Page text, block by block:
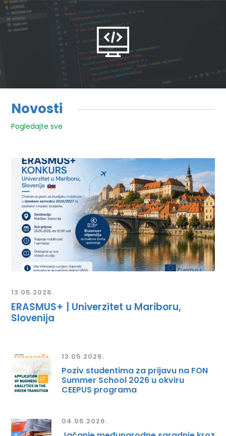
Novosti
Pogledajte sve
13.05.2026.
ERASMUS+ | Univerzitet u Mariboru,
Slovenija
13.05.2026.
Poziv studentima za prijavu na FON
Summer School 2026 u okviru
CEEPUS programa
04.05.2026.